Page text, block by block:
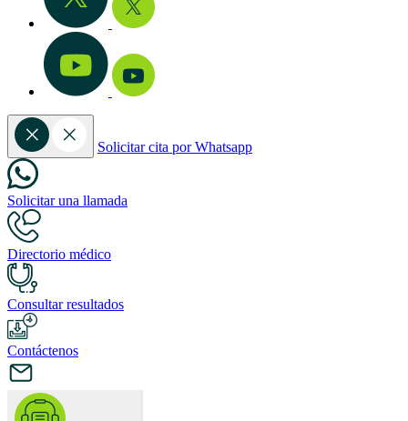
Solicitar cita por Whatsapp
Solicitar una llamada
Directorio médico
Consultar resultados
Contáctenos